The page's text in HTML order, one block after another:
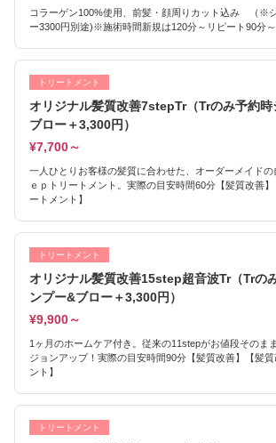
コラーゲン100%使用、前髪・顔周りカット込み （※
ー3300円別途)※施術時間新規は120分～リピート90分～
トリートメント
オリジナル髪質改善7stepTr（Trのみ予約時
ブロー＋3,300円）
¥7,700～
一人ひとりお客様の髪質に合わせた、オーダーメイドの
ｅｐトリートメント。実際の目安時間60分【髪質改善】
ートメント】
トリートメント
オリジナル髪質改善15step超音波Tr（Trの
ンプー&ブロー＋3,300円）
¥9,900～
1ヶ月のホームケア付き。従来の11stepがお値段そのま
ジョンアップ！実際の目安時間90分【髪質改善】【髪
ント】
トリートメント